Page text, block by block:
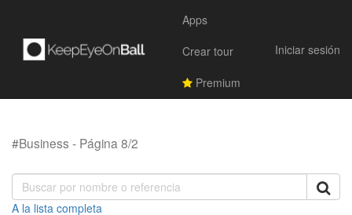
Apps
Crear tour
Premium
Iniciar sesión
#Business - Página 8/2
A la lista completa